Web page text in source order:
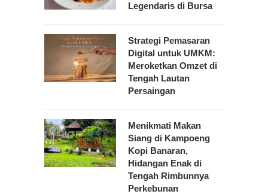
Legendaris di Bursa
Strategi Pemasaran
Digital untuk UMKM:
Meroketkan Omzet di
Tengah Lautan
Persaingan
Menikmati Makan
Siang di Kampoeng
Kopi Banaran,
Hidangan Enak di
Tengah Rimbunnya
Perkebunan